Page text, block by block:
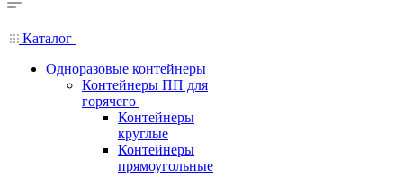
Каталог
Одноразовые контейнеры
Контейнеры ПП для
горячего
Контейнеры
круглые
Контейнеры
прямоугольные